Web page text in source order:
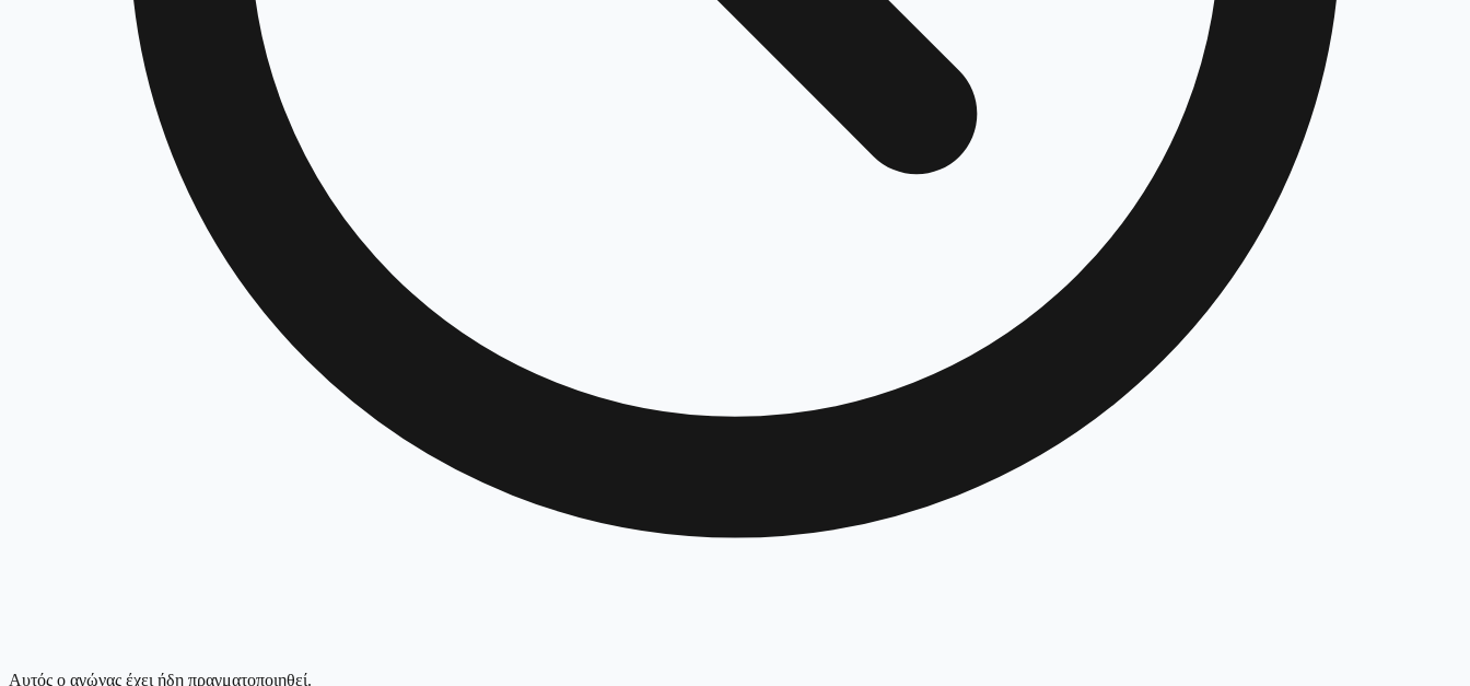
Αυτός ο αγώνας έχει ήδη πραγματοποιηθεί.